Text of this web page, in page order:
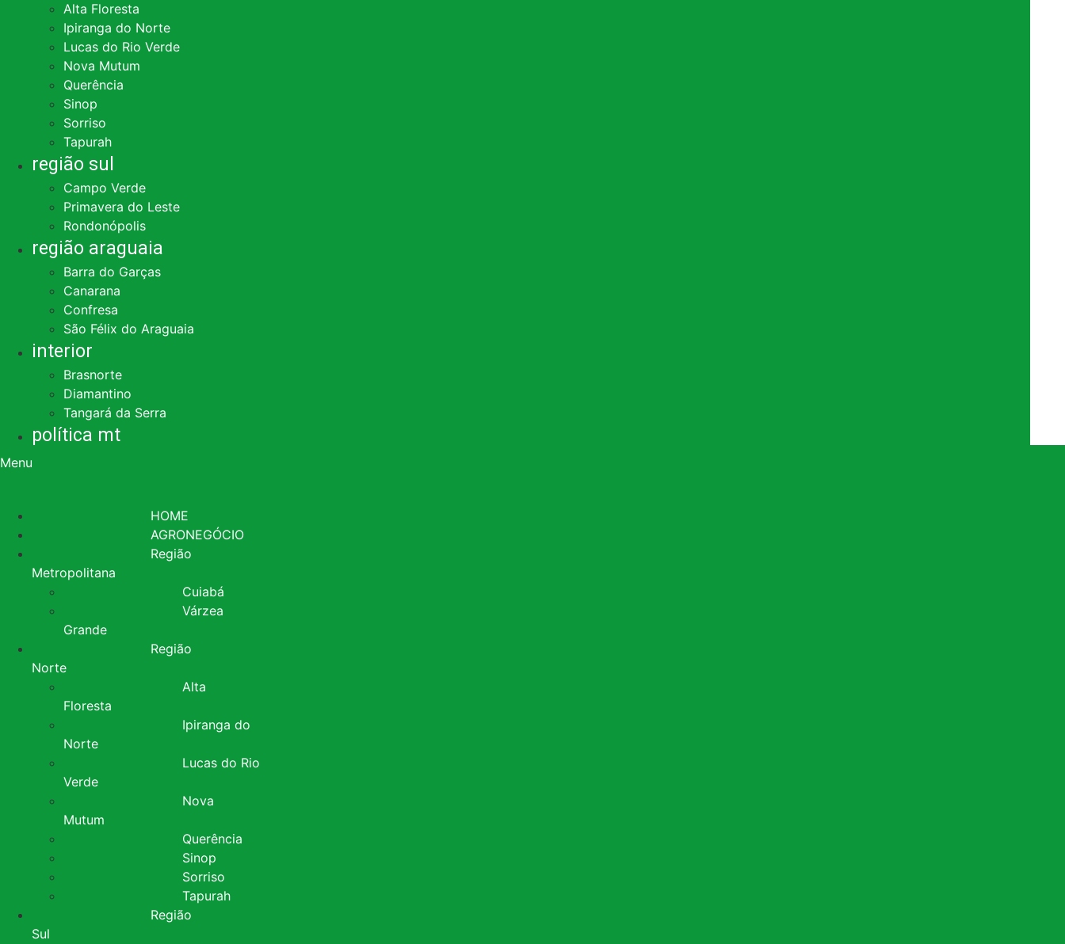
Alta Floresta
Ipiranga do Norte
Lucas do Rio Verde
Nova Mutum
Querência
Sinop
Sorriso
Tapurah
região sul
Campo Verde
Primavera do Leste
Rondonópolis
região araguaia
Barra do Garças
Canarana
Confresa
São Félix do Araguaia
interior
Brasnorte
Diamantino
Tangará da Serra
política mt
Menu
HOME
AGRONEGÓCIO
Região
Metropolitana
Cuiabá
Várzea
Grande
Região
Norte
Alta
Floresta
Ipiranga do
Norte
Lucas do Rio
Verde
Nova
Mutum
Querência
Sinop
Sorriso
Tapurah
Região
Sul